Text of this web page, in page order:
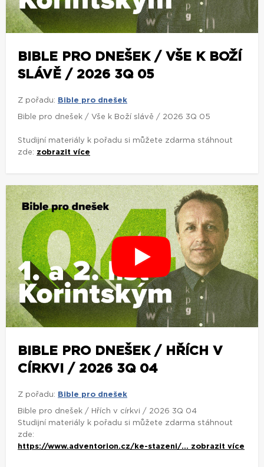
BIBLE PRO DNEŠEK / VŠE K BOŽÍ
SLÁVĚ / 2026 3Q 05
Z pořadu: Bible pro dnešek
Bible pro dnešek / Vše k Boží slávě / 2026 3Q 05
Studijní materiály k pořadu si můžete zdarma stáhnout
zde: zobrazit více
BIBLE PRO DNEŠEK / HŘÍCH V
CÍRKVI / 2026 3Q 04
Z pořadu: Bible pro dnešek
Bible pro dnešek / Hřích v církvi / 2026 3Q 04
Studijní materiály k pořadu si můžete zdarma stáhnout
zde:
https://www.adventorion.cz/ke-stazeni/... zobrazit více